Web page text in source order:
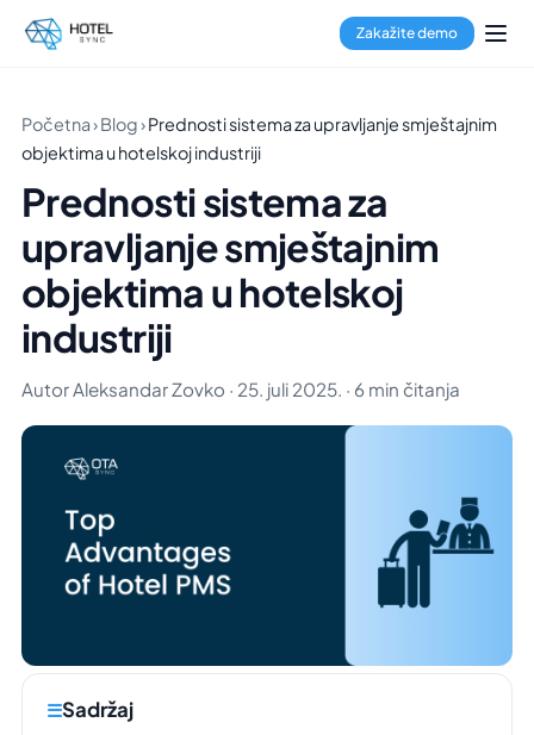
Zakažite demo
Početna›Blog›Prednosti sistema za upravljanje smještajnim
objektima u hotelskoj industriji
Prednosti sistema za
upravljanje smještajnim
objektima u hotelskoj
industriji
Autor Aleksandar Zovko · 25. juli 2025. · 6 min čitanja
Sadržaj